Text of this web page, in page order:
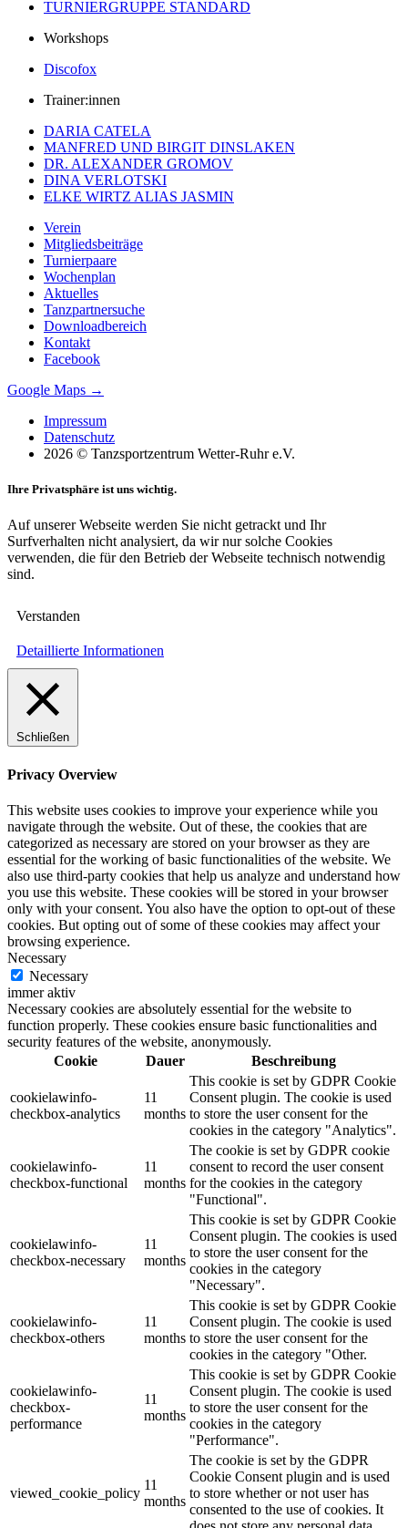
TURNIERGRUPPE STANDARD
Workshops
Discofox
Trainer:innen
DARIA CATELA
MANFRED UND BIRGIT DINSLAKEN
DR. ALEXANDER GROMOV
DINA VERLOTSKI
ELKE WIRTZ ALIAS JASMIN
Verein
Mitgliedsbeiträge
Turnierpaare
Wochenplan
Aktuelles
Tanzpartnersuche
Downloadbereich
Kontakt
Facebook
Google Maps →
Impressum
Datenschutz
2026 © Tanzsportzentrum Wetter-Ruhr e.V.
Ihre Privatsphäre ist uns wichtig.
Auf unserer Webseite werden Sie nicht getrackt und Ihr
Surfverhalten nicht analysiert, da wir nur solche Cookies
verwenden, die für den Betrieb der Webseite technisch notwendig
sind.
Verstanden
Detaillierte Informationen
Schließen
Privacy Overview
This website uses cookies to improve your experience while you
navigate through the website. Out of these, the cookies that are
categorized as necessary are stored on your browser as they are
essential for the working of basic functionalities of the website. We
also use third-party cookies that help us analyze and understand how
you use this website. These cookies will be stored in your browser
only with your consent. You also have the option to opt-out of these
cookies. But opting out of some of these cookies may affect your
browsing experience.
Necessary
Necessary
immer aktiv
Necessary cookies are absolutely essential for the website to
function properly. These cookies ensure basic functionalities and
security features of the website, anonymously.
Cookie
Dauer Beschreibung
cookielawinfo-
checkbox-analytics
11
months
This cookie is set by GDPR Cookie
Consent plugin. The cookie is used
to store the user consent for the
cookies in the category "Analytics".
cookielawinfo-
checkbox-functional
11
months
The cookie is set by GDPR cookie
consent to record the user consent
for the cookies in the category
"Functional".
cookielawinfo-
checkbox-necessary
11
months
This cookie is set by GDPR Cookie
Consent plugin. The cookies is used
to store the user consent for the
cookies in the category
"Necessary".
cookielawinfo-
checkbox-others
11
months
This cookie is set by GDPR Cookie
Consent plugin. The cookie is used
to store the user consent for the
cookies in the category "Other.
cookielawinfo-
checkbox-
performance
11
months
This cookie is set by GDPR Cookie
Consent plugin. The cookie is used
to store the user consent for the
cookies in the category
"Performance".
viewed_cookie_policy
11
months
The cookie is set by the GDPR
Cookie Consent plugin and is used
to store whether or not user has
consented to the use of cookies. It